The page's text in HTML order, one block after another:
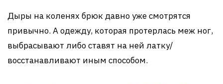
Дыры на коленях брюк давно уже смотрятся
привычно. А одежду, которая протерлась меж ног,
выбрасывают либо ставят на ней латку/
восстанавливают иным способом.